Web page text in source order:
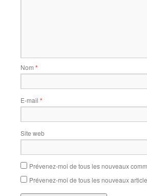
Nom *
E-mail *
Site web
Prévenez-moi de tous les nouveaux
Prévenez-moi de tous les nouveaux